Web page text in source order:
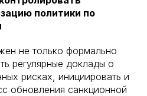
политики по
не только формально
регулярные доклады о
рисках, инициировать и
обновления санкционной